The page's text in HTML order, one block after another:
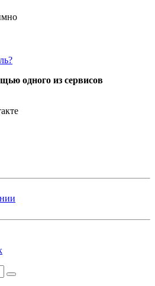
одного из сервисов